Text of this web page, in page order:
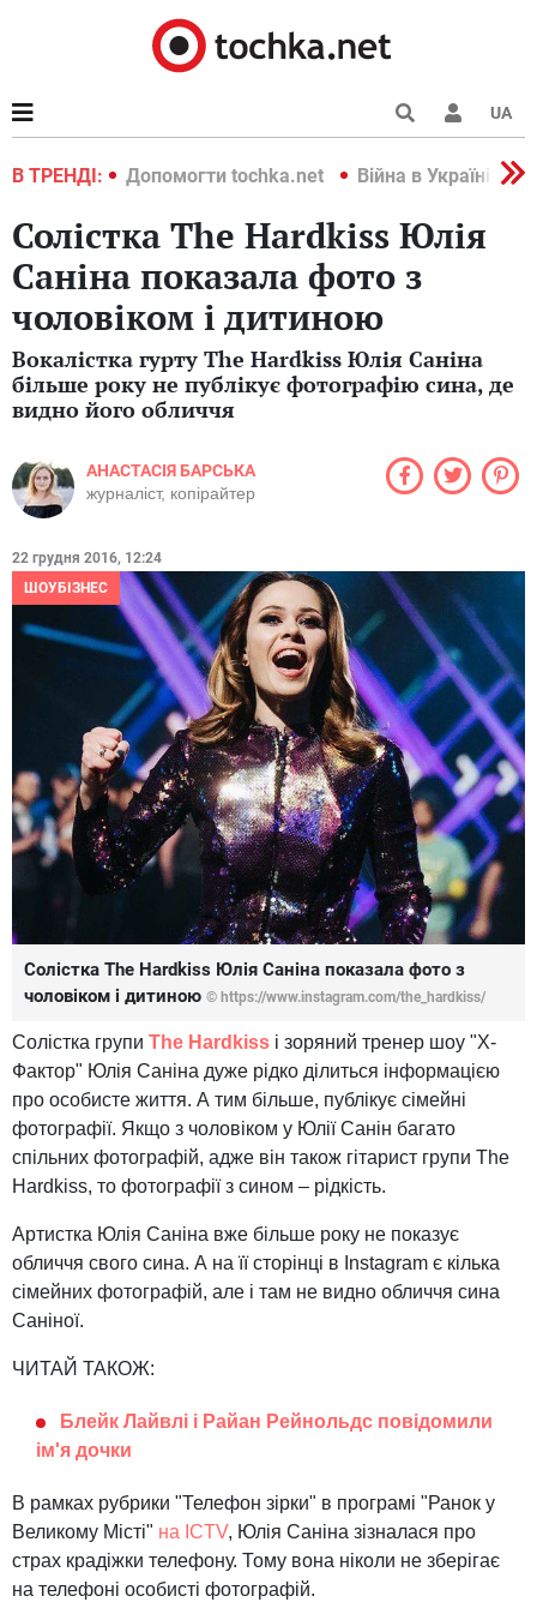
UA
В ТРЕНДІ:
2022 Допомогти tochka.net Війна в Україні 2022
Солістка The Hardkiss Юлія
Саніна показала фото з
чоловіком і дитиною
Вокалістка гурту The Hardkiss Юлія Саніна
більше року не публікує фотографію сина, де
видно його обличчя
АНАСТАСІЯ БАРСЬКА
журналіст, копірайтер
22 грудня 2016, 12:24
ШОУБІЗНЕС
Солістка The Hardkiss Юлія Саніна показала фото з
чоловіком і дитиною © https://www.instagram.com/the_hardkiss/
Солістка групи The Hardkiss і зоряний тренер шоу "Х-
Фактор" Юлія Саніна дуже рідко ділиться інформацією
про особисте життя. А тим більше, публікує сімейні
фотографії. Якщо з чоловіком у Юлії Санін багато
спільних фотографій, адже він також гітарист групи The
Hardkiss, то фотографії з сином – рідкість.
Артистка Юлія Саніна вже більше року не показує
обличчя свого сина. А на її сторінці в Instagram є кілька
сімейних фотографій, але і там не видно обличчя сина
Саніної.
ЧИТАЙ ТАКОЖ:
Блейк Лайвлі і Райан Рейнольдс повідомили
ім'я дочки
В рамках рубрики "Телефон зірки" в програмі "Ранок у
Великому Місті" на ICTV, Юлія Саніна зізналася про
страх крадіжки телефону. Тому вона ніколи не зберігає
на телефоні особисті фотографій.